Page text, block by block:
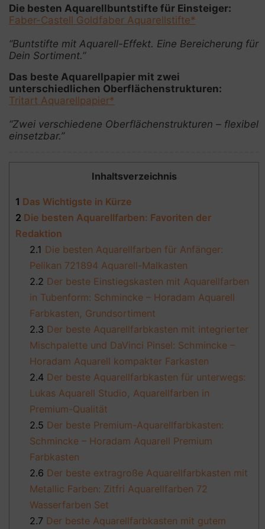
Die besten Aquarellbuntstifte für Einsteiger:
Faber-Castell Goldfaber Aquarellstifte*
“Buntstifte mit Aquarell-Effekt. Eine Bereicherung für
Dein Sortiment.”
Das beste Aquarellpapier mit zwei
unterschiedlichen Oberflächenstrukturen:
Tritart Aquarellpapier*
“Zwei verschiedene Oberflächenstrukturen – flexibel
einsetzbar.”
Inhaltsverzeichnis
1 Das Wichtigste in Kürze
2 Die besten Aquarellfarben: Favoriten der
Redaktion
2.1 Die besten Aquarellfarben für Anfänger:
Pelikan 721894 Aquarell-Malkasten
2.2 Der beste Einstiegskasten mit Aquarellfarben
in Tubenform: Schmincke – Horadam Aquarell
Farbkasten, Grundsortiment
2.3 Der beste Aquarellfarbkasten mit integrierter
Mischpalette und DaVinci Pinsel: Schmincke –
Horadam Aquarell kompakter Farkasten
2.4 Der beste Aquarellfarbkasten für unterwegs:
Lukas Aquarell Studio, Aquarellfarben in
Premium-Qualität
2.5 Der beste Premium-Aquarellfarbkasten:
Schmincke – Horadam Aquarell Premium
Farbkasten
2.6 Der beste extragroße Aquarellfarbkasten mit
Metallic Farben: Zitfri Aquarellfarben 72
Wasserfarben Set
2.7 Der beste Aquarellfarbkasten mit gutem